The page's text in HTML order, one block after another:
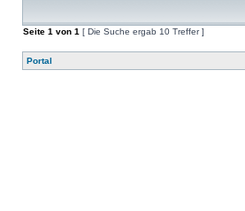
Seite 1 von 1 [ Die Suche ergab 10 Treffer ]
Portal